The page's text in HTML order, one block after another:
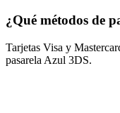
¿Qué métodos de
Tarjetas Visa y
pasarela Azul 3DS.